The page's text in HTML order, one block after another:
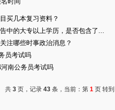
买几本复习资料？
中的大专以上学历，是否包含了...
注哪些时事政治消息？
员考试吗
南公务员考试吗
共 3 页，记录 43 条，当前：第 1 页 转